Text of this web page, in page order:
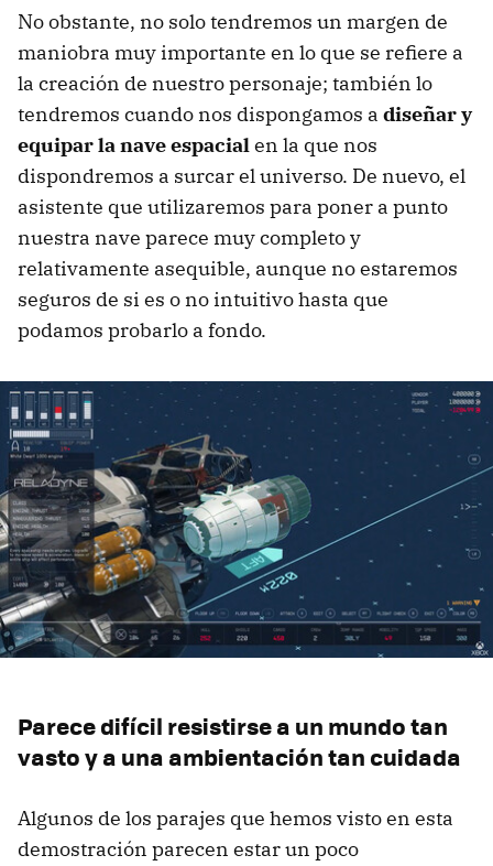
No obstante, no solo tendremos un margen de
maniobra muy importante en lo que se refiere a
la creación de nuestro personaje; también lo
tendremos cuando nos dispongamos a diseñar y
equipar la nave espacial en la que nos
dispondremos a surcar el universo. De nuevo, el
asistente que utilizaremos para poner a punto
nuestra nave parece muy completo y
relativamente asequible, aunque no estaremos
seguros de si es o no intuitivo hasta que
podamos probarlo a fondo.
Parece difícil resistirse a un mundo tan
vasto y a una ambientación tan cuidada
Algunos de los parajes que hemos visto en esta
demostración parecen estar un poco